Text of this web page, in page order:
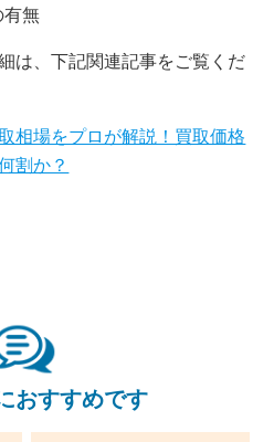
・売却相談
時/水曜日定休
有無
は、下記関連記事をご覧くだ
相場をプロが解説！買取価格
割か？
おすすめです